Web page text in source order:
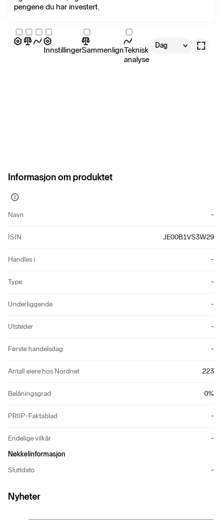
pengene du har investert.
InnstillingerSammenlignTeknisk
analyse
Dag
Informasjon om produktet
Vis
informasjon
Navn -
ISIN JE00B1VS3W29
Handles i -
Type -
Underliggende -
Utsteder -
Første handelsdag -
Antall eiere hos Nordnet 223
Belåningsgrad 0%
PRIIP-Faktablad -
Endelige vilkår
-
Nøkkelinformasjon
Sluttdato
-
Nyheter